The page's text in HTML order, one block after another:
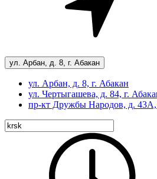
ул. Арбан, д. 8, г. Абакан
ул. Арбан, д. 8, г. Абакан
ул. Чертыгашева, д. 84, г.
пр-кт Дружбы Народов, д. 43А,